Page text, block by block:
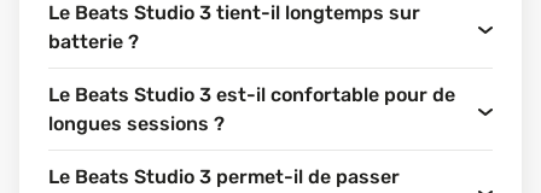
Le Beats Studio 3 tient-il longtemps sur
batterie ?
Le Beats Studio 3 est-il confortable pour de
longues sessions ?
Le Beats Studio 3 permet-il de passer